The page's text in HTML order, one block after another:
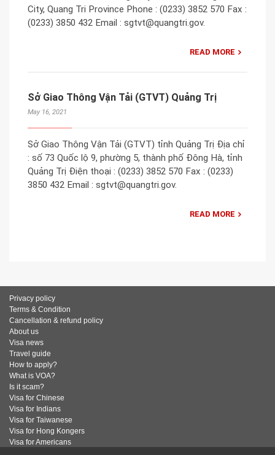
City, Quang Tri Province Phone : (0233) 3852 570 Fax :
(0233) 3850 432 Email : sgtvt@quangtri.gov.
READ MORE
Sở Giao Thông Vận Tải (GTVT) Quảng Trị
May 16, 2021
Sở Giao Thông Vận Tải (GTVT) tỉnh Quảng Trị Địa chỉ
: số 73 Quốc lộ 9, phường 5, thành phố Đông Hà, tỉnh
Quảng Trị Điện thoại : (0233) 3852 570 Fax : (0233)
3850 432 Email : sgtvt@quangtri.gov.
READ MORE
Privacy policy
Terms & Condition
Cancellation & refund policy
About us
Visa news
Travel guide
How to apply?
What is VOA?
Is it scam?
Visa for Chinese
Visa for Indians
Visa for Taiwanese
Visa for Hong Kongers
Visa for Americans